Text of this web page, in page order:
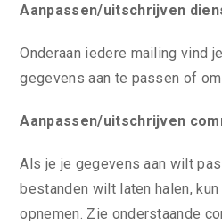
Aanpassen/uitschrijven
Onderaan iedere mailing vind
gegevens aan te passen of
Aanpassen/uitschrijven
Als je je gegevens aan wilt
bestanden wilt laten halen,
opnemen. Zie onderstaande